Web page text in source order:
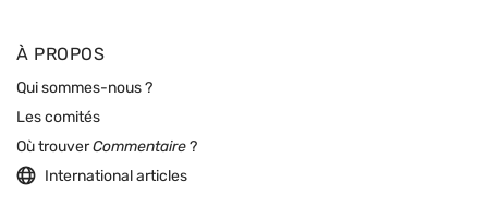
À PROPOS
Qui sommes-nous ?
Les comités
Où trouverCommentaire ?
International articles